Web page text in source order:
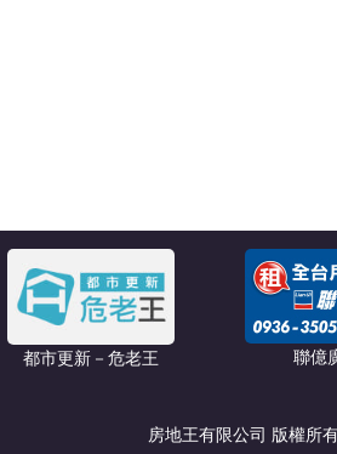
都市更新－危老王 聯億
房地王有限公司 版權所